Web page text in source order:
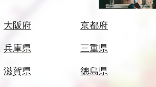
大阪府
京都府
兵庫県
三重県
滋賀県
徳島県